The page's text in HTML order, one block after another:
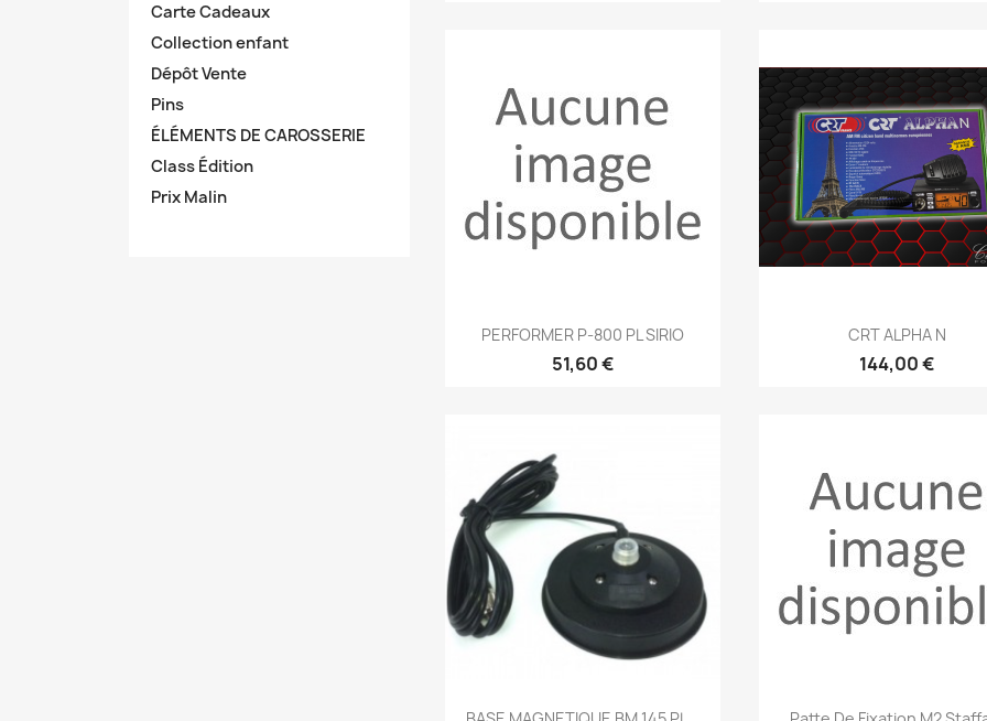
Carte Cadeaux
Collection enfant
Dépôt Vente
Pins
ÉLÉMENTS DE CAROSSERIE
Class Édition
Prix Malin
Aperçu rapide
PERFORMER P-800 PL SIRIO
51,60 €
Aperçu rapide
CRT ALPHA N
144,00 €
Aperçu rapide Aperçu rapide